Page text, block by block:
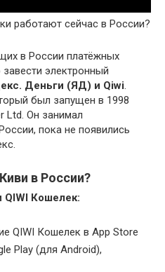
работают сейчас в России?
в России платёжных
электронный
Деньги (ЯД) и Qiwi.
был запущен в 1998
Ltd. Он занимал
пока не появились
в России?
Кошелек:
QIWI Кошелек в App Store
Play (для Android),